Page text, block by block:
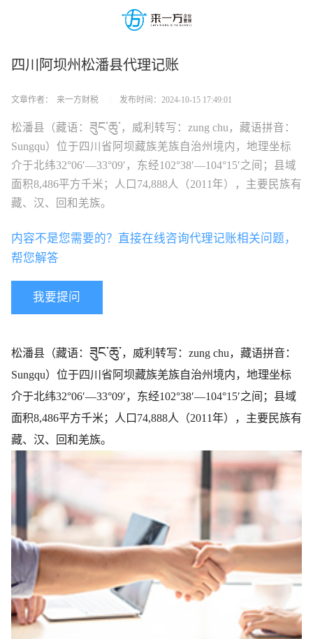
四川阿坝州松潘县代理记账
文章作者： 来一方财税 发布时间：2024-10-15 17:49:01
松潘县（藏语： ཟུང་ཆུ་ ，威利转写： zung chu ，藏语拼音：
Sungqu）位于四川省阿坝藏族羌族自治州境内，地理坐标
介于北纬32°06′—33°09′，东经102°38′—104°15′之间；县域
面积8,486平方千米；人口74,888人（2011年），主要民族有
藏、汉、回和羌族。
我要提问
内容不是您需要的？直接在线咨询代理记账相关问题，
帮您解答
松潘县（藏语： ཟུང་ཆུ་，威利转写： zung chu，藏语拼音：
Sungqu）位于四川省阿坝藏族羌族自治州境内，地理坐标
介于北纬32°06′—33°09′，东经102°38′—104°15′之间；县域
面积8,486平方千米；人口74,888人（2011年），主要民族有
藏、汉、回和羌族。